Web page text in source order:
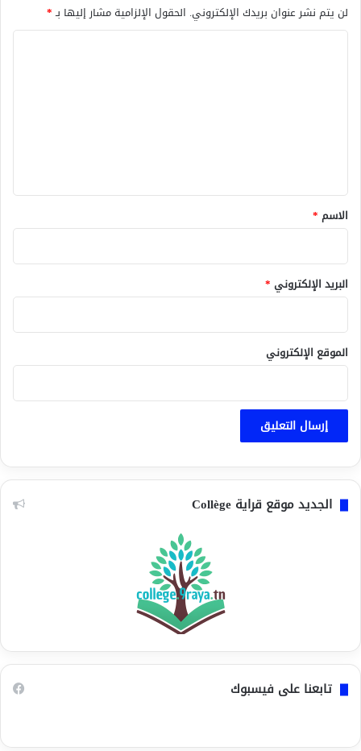
لن يتم نشر عنوان بريدك الإلكتروني. الحقول الإلزامية مشار إليها بـ*
*
الاسم *
البريد الإلكتروني *
الموقع الإلكتروني
الجديد موقع قراية Collège
تابعنا على فيسبوك